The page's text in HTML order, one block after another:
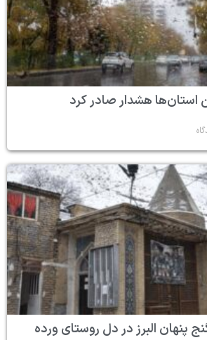
استان‌ها هشدار صادر کرد
پنهان البرز در دل روستای ورده